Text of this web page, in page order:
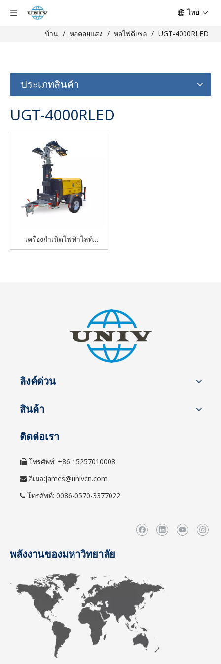
ไทย
บ้าน / หอคอยแสง / หอไฟดีเซล / UGT-4000RLED
ประเภทสินค้า
UGT-4000RLED
เครื่องกำเนิดไฟฟ้าไลท์
ทาวเวอร์
ลิงค์ด่วน
สินค้า
ติดต่อเรา
 โทรศัพท์: +86 15257010008
 อีเมล:james@univcn.com
 โทรศัพท์: 0086-0570-3377022
พลังงานของมหาวิทยาลัย